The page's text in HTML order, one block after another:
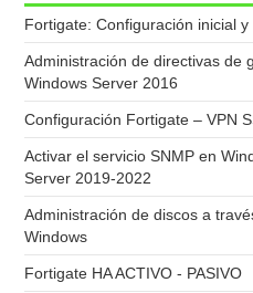
Fortigate: Configuración inicial
Administración de directivas de
Windows Server 2016
Configuración Fortigate – VPN
Activar el servicio SNMP en
Server 2019-2022
Administración de discos a
Windows
Fortigate HA ACTIVO - PASIVO